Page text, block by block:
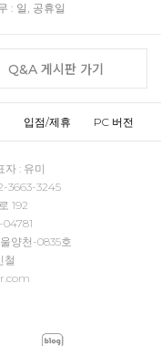
: 일, 공휴일
Q&A 게시판 가기
입점/제휴 PC 버전
: 유미
3663-3245
192
양천-0835호
철